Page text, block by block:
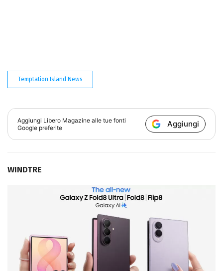
Temptation Island News
Aggiungi Libero Magazine alle tue fonti
Google preferite
Aggiungi
WINDTRE